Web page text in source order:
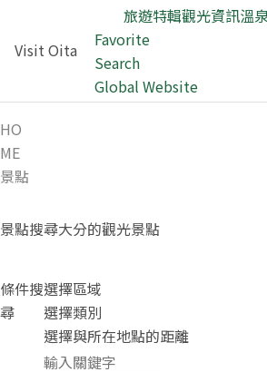
Visit Oita
旅遊特輯觀光資訊溫
Favorite
Search
Global Website
HO
ME
景點
景點搜尋大分的觀光景點
條件搜
尋
選擇區域
選擇類別
選擇與所在地點的距離